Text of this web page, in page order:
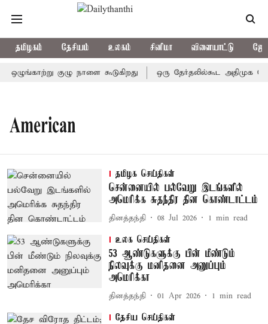
தமிழகம் தேசியம் உலகம் சினிமா விளையாட்டு
ஒழுங்காற்று குழு நாளை கூடுகிறது ஒரு தேர்தலில்கூட அதிமுக
American
தமிழக செய்திகள்
சென்னையில் பல்வேறு இடங்களில்
அமெரிக்க சுதந்திர தின கொண்டாட்டம்
தினத்தந்தி 08 Jul 2026 1 min read
உலக செய்திகள்
53 ஆண்டுகளுக்கு பின் மீண்டும்
நிலவுக்கு மனிதனை அனுப்பும்
அமெரிக்கா
தினத்தந்தி 01 Apr 2026 1 min read
தேசிய செய்திகள்